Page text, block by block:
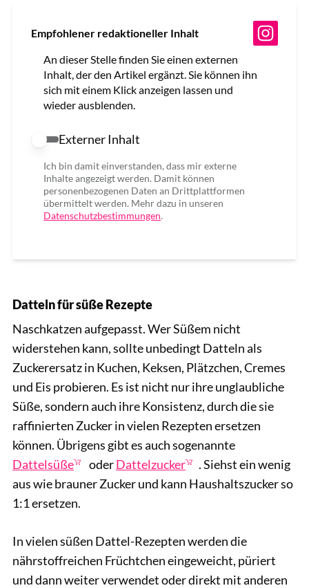
Empfohlener redaktioneller Inhalt
An dieser Stelle finden Sie einen externen
Inhalt, der den Artikel ergänzt. Sie können ihn
sich mit einem Klick anzeigen lassen und
wieder ausblenden.
Externer Inhalt erlauben
Externer Inhalt
Ich bin damit einverstanden, dass mir externe
Inhalte angezeigt werden. Damit können
personenbezogenen Daten an Drittplattformen
übermittelt werden. Mehr dazu in unseren
Datenschutzbestimmungen.
Datteln für süße Rezepte
Naschkatzen aufgepasst. Wer Süßem nicht
widerstehen kann, sollte unbedingt Datteln als
Zuckerersatz in Kuchen, Keksen, Plätzchen, Cremes
und Eis probieren. Es ist nicht nur ihre unglaubliche
Süße, sondern auch ihre Konsistenz, durch die sie
raffinierten Zucker in vielen Rezepten ersetzen
können. Übrigens gibt es auch sogenannte
Dattelsüße
oderDattelzucker
. Siehst ein wenig
aus wie brauner Zucker und kann Haushaltszucker so
1:1 ersetzen.
In vielen süßen Dattel-Rezepten werden die
nährstoffreichen Früchtchen eingeweicht, püriert
und dann weiter verwendet oder direkt mit anderen